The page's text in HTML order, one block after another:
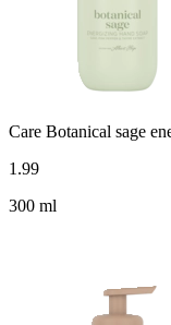
Care Botanical sage
1 .99
300 ml